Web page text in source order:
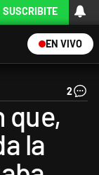
SUSCRIBITE
EN VIVO
2
que,
la